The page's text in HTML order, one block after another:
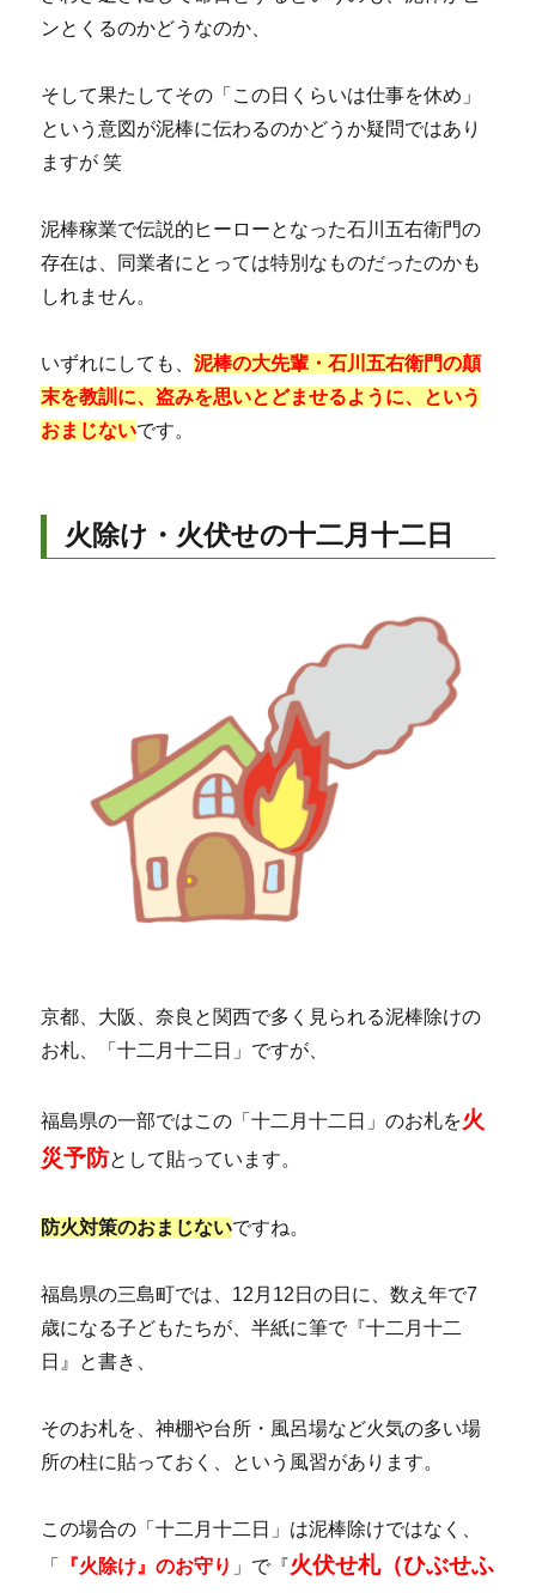
ンとくるのかどうなのか、
そして果たしてその「この日くらいは仕事を休め」
という意図が泥棒に伝わるのかどうか疑問ではあり
ますが 笑
泥棒稼業で伝説的ヒーローとなった石川五右衛門の
存在は、同業者にとっては特別なものだったのかも
しれません。
いずれにしても、泥棒の大先輩・石川五右衛門の顛
末を教訓に、盗みを思いとどませるように、という
おまじないです。
火除け・火伏せの十二月十二日
京都、大阪、奈良と関西で多く見られる泥棒除けの
お札、「十二月十二日」ですが、
福島県の一部ではこの「十二月十二日」のお札を火
災予防として貼っています。
防火対策のおまじないですね。
福島県の三島町では、12月12日の日に、数え年で7
歳になる子どもたちが、半紙に筆で『十二月十二
日』と書き、
そのお札を、神棚や台所・風呂場など火気の多い場
所の柱に貼っておく、という風習があります。
この場合の「十二月十二日」は泥棒除けではなく、
「
『火除け』のお守り 」で『火伏せ札（ひぶせふ